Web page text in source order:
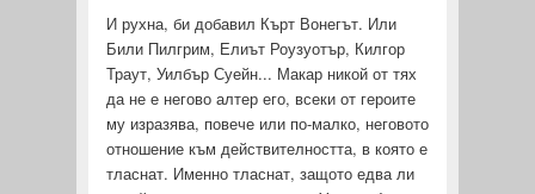
И рухна, би добавил Кърт Вонегът. Или
Били Пилгрим, Елиът Роузуотър, Килгор
Траут, Уилбър Суейн... Макар никой от тях
да не е негово алтер его, всеки от героите
му изразява, повече или по-малко, неговото
отношение към действителността, в която е
тласнат. Именно тласнат, защото едва ли